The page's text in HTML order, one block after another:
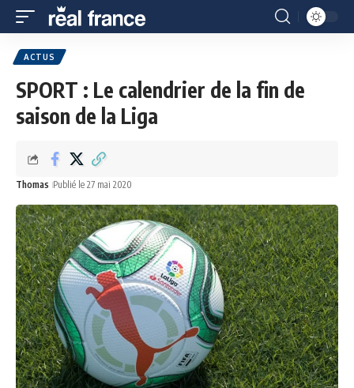
ACTUS
SPORT : Le calendrier de la fin de
saison de la Liga
Thomas Publié le 27 mai 2020